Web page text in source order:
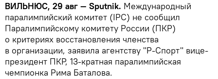
ВИЛЬНЮС, 29 авг — Sputnik. Международный
паралимпийский комитет (IPC) не сообщил
Паралимпийскому комитету России (ПКР)
о критериях восстановления членства
в организации, заявила агентству "Р-Спорт" вице-
президент ПКР, 13-кратная паралимпийская
чемпионка Рима Баталова.